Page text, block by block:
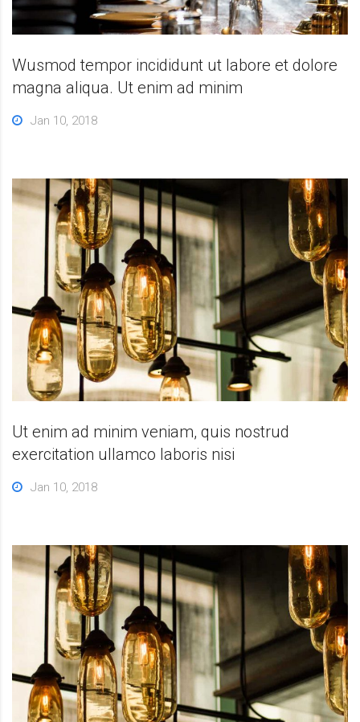
Wusmod tempor incididunt ut labore et dolore
magna aliqua. Ut enim ad minim
Jan 10, 2018
Ut enim ad minim veniam, quis nostrud
exercitation ullamco laboris nisi
Jan 10, 2018